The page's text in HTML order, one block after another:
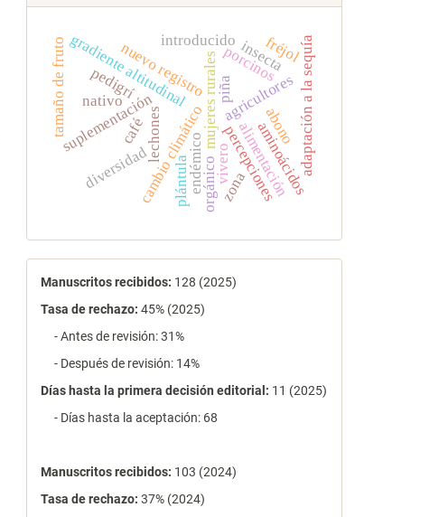
mujeres rurales
percepciones
cambio climático
gradiente altitudinal agricultores
alimentación
suplementación
porcinos
lechones aminoácidos
diversidad
insecta
endémico
nativo
introducido
nuevo registro
tamaño de fruto piña
pedigrí adaptación a la sequía
café abono
orgánico
plántula vivero
fréjol
zona
estadísticas
Manuscritos recibidos: 128 (2025)
Tasa de rechazo: 45% (2025)
- Antes de revisión: 31%
- Después de revisión: 14%
Días hasta la primera decisión editorial: 11 (2025)
- Días hasta la aceptación: 68
Manuscritos recibidos: 103 (2024)
Tasa de rechazo: 37% (2024)